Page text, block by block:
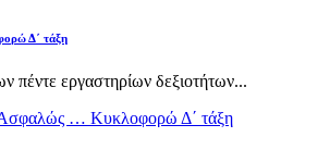
Δ΄ τάξη
πέντε εργαστηρίων δεξιοτήτων...
… Κυκλοφορώ Δ΄ τάξη